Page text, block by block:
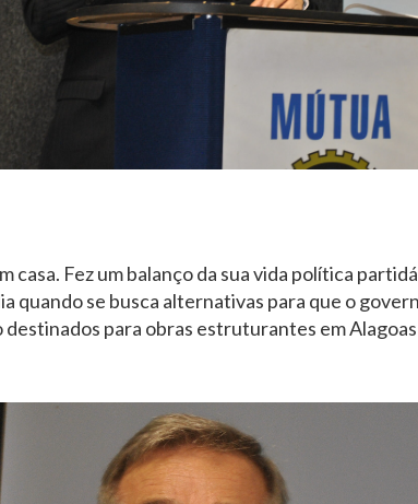
casa. Fez um balanço da sua vida política
quando se busca alternativas para que o
para obras estruturantes em